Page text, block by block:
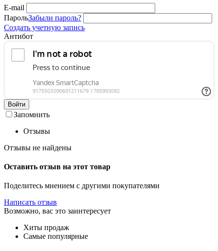
E-mail
ПарольЗабыли пароль?
Создать учетную запись
Антибот
Войти
Запомнить
Отзывы
Отзывы не найдены
Оставить отзыв на этот товар
Поделитесь мнением с другими покупателями
Написать отзыв
Возможно, вас это заинтересует
Хиты продаж
Самые популярные